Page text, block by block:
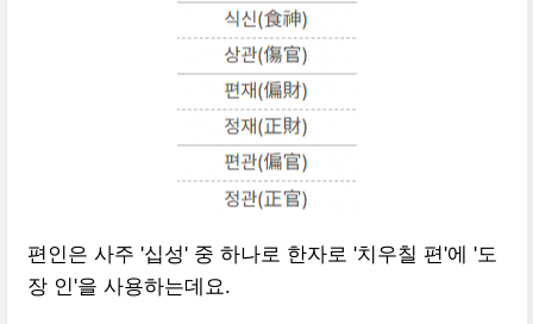
편인은 사주 '십성' 중 하나로 한자로 '치우칠 편'에 '도
장 인'을 사용하는데요.